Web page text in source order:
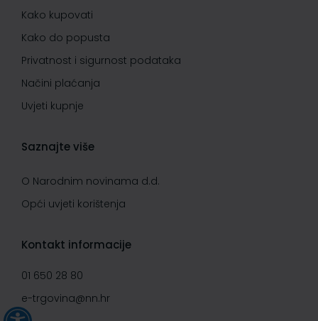
Kako kupovati
Kako do popusta
Privatnost i sigurnost podataka
Načini plaćanja
Uvjeti kupnje
Saznajte više
O Narodnim novinama d.d.
Opći uvjeti korištenja
Kontakt informacije
01 650 28 80
e-trgovina@nn.hr